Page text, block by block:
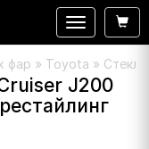
фар » Toyota »
J200
Навигация